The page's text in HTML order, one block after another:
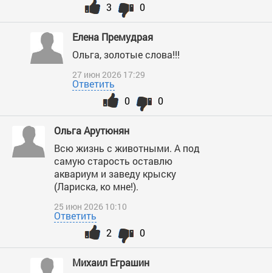
0
3
Елена Премудрая
Ольга, золотые слова!!!
27 июн 2026 17:29
Ответить
0
0
Ольга Арутюнян
Всю жизнь с животными. А под
самую старость оставлю
аквариум и заведу крыску
(Лариска, ко мне!).
25 июн 2026 10:10
Ответить
0
2
Михаил Еграшин